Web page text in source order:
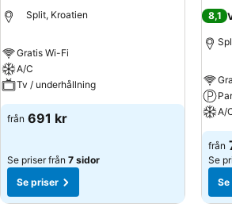
Split, Kroatien
Gratis Wi-Fi
A/C
Tv / underhållning
från 691 kr
Se priser från 7 sidor
Se priser
8,1
A/
från
Se